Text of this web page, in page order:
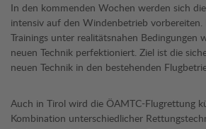
In den kommenden Wochen werden sich
intensiv auf den Windenbetrieb vorbereiten.
Trainings unter realitätsnahen Bedingungen
neuen Technik perfektioniert. Ziel ist die
neuen Technik in den bestehenden
Auch in Tirol wird die ÖAMTC-Flugrettung
Kombination unterschiedlicher